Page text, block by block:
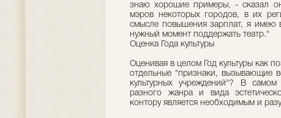
знаю хорошие примеры, - сказал
мэров некоторых городов, в их
смысле повышения зарплат, я имею
нужный момент поддержать театр."
Оценка Года культуры
Оценивая в целом Год культуры как
отдельные "признаки, вызывающие
культурных учреждений"? В
разного жанра и вида
контору является необходимым и